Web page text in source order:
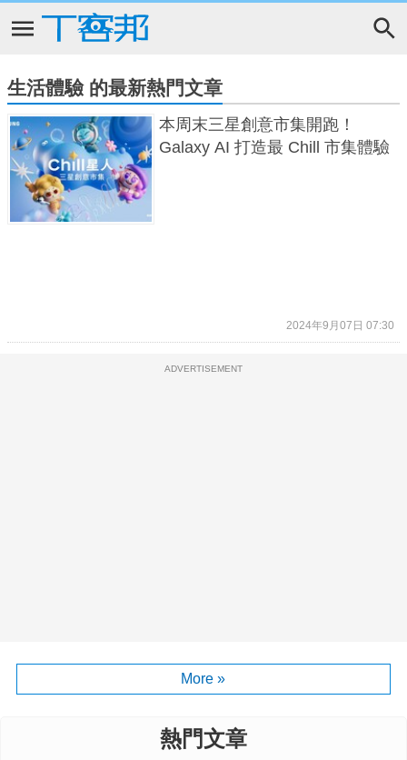
生活體驗 的最新熱門文章
本周末三星創意市集開跑！
Galaxy AI 打造最 Chill 市集體驗
2024年9月07日 07:30
ADVERTISEMENT
More »
熱門文章